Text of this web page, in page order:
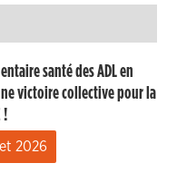
santé des ADL en
victoire collective pour la
!
2026